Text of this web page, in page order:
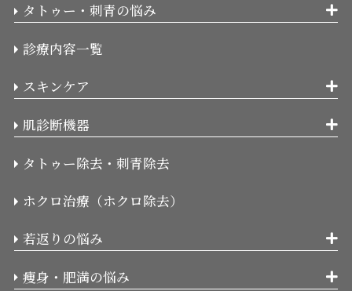
タトゥー・刺青の悩み
診療内容一覧
スキンケア
肌診断機器
タトゥー除去・刺青除去
ホクロ治療（ホクロ除去）
若返りの悩み
痩身・肥満の悩み